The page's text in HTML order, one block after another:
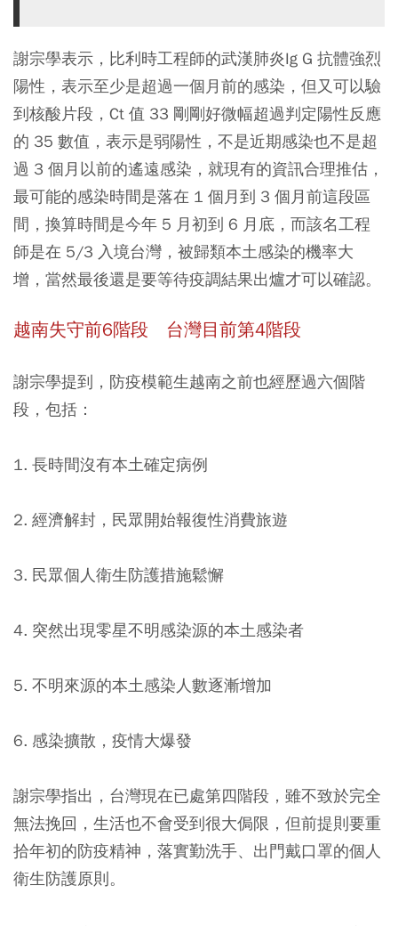
謝宗學表示，比利時工程師的武漢肺炎Ig G 抗體強烈
陽性，表示至少是超過一個月前的感染，但又可以驗
到核酸片段，Ct 值 33 剛剛好微幅超過判定陽性反應
的 35 數值，表示是弱陽性，不是近期感染也不是超
過 3 個月以前的遙遠感染，就現有的資訊合理推估，
最可能的感染時間是落在 1 個月到 3 個月前這段區
間，換算時間是今年 5 月初到 6 月底，而該名工程
師是在 5/3 入境台灣，被歸類本土感染的機率大
增，當然最後還是要等待疫調結果出爐才可以確認。
越南失守前6階段 台灣目前第4階段
謝宗學提到，防疫模範生越南之前也經歷過六個階
段，包括：
1. 長時間沒有本土確定病例
2. 經濟解封，民眾開始報復性消費旅遊
3. 民眾個人衛生防護措施鬆懈
4. 突然出現零星不明感染源的本土感染者
5. 不明來源的本土感染人數逐漸增加
6. 感染擴散，疫情大爆發
謝宗學指出，台灣現在已處第四階段，雖不致於完全
無法挽回，生活也不會受到很大侷限，但前提則要重
拾年初的防疫精神，落實勤洗手、出門戴口罩的個人
衛生防護原則。